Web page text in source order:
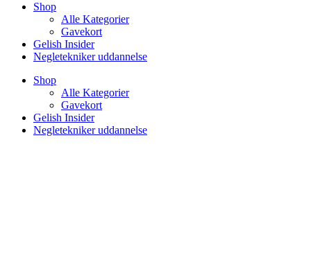
Shop
Alle Kategorier
Gavekort
Gelish Insider
Negletekniker uddannelse
Shop
Alle Kategorier
Gavekort
Gelish Insider
Negletekniker uddannelse